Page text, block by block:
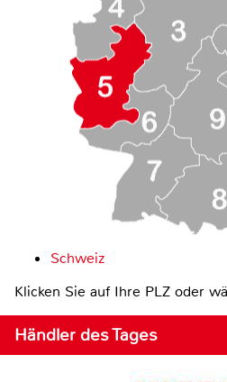
Schweiz
Klicken Sie auf Ihre PLZ oder
Händler des Tages